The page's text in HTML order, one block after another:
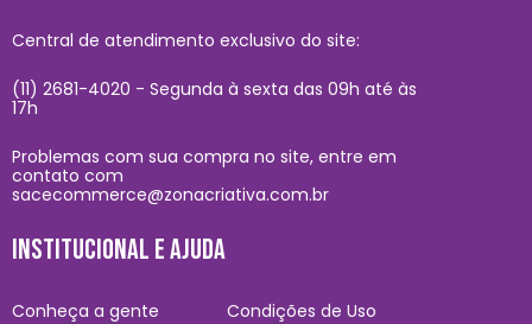
Central de atendimento exclusivo do site:
(11) 2681-4020 - Segunda à sexta das 09h até às
17h
Problemas com sua compra no site, entre em
contato com
sacecommerce@zonacriativa.com.br
INSTITUCIONAL E AJUDA
Conheça a gente Condições de Uso